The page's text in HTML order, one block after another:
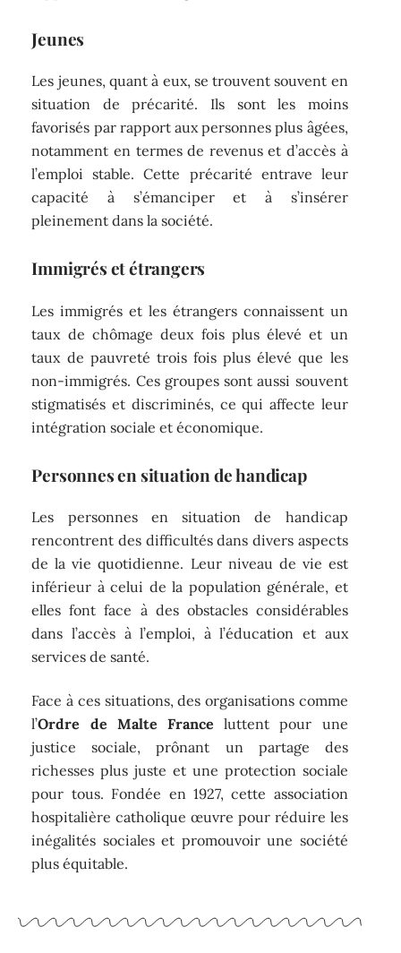
Jeunes
Les jeunes, quant à eux, se trouvent souvent en
situation de précarité. Ils sont les moins
favorisés par rapport aux personnes plus âgées,
notamment en termes de revenus et d’accès à
l’emploi stable. Cette précarité entrave leur
capacité à s’émanciper et à s’insérer
pleinement dans la société.
Immigrés et étrangers
Les immigrés et les étrangers connaissent un
taux de chômage deux fois plus élevé et un
taux de pauvreté trois fois plus élevé que les
non-immigrés. Ces groupes sont aussi souvent
stigmatisés et discriminés, ce qui affecte leur
intégration sociale et économique.
Personnes en situation de handicap
Les personnes en situation de handicap
rencontrent des difficultés dans divers aspects
de la vie quotidienne. Leur niveau de vie est
inférieur à celui de la population générale, et
elles font face à des obstacles considérables
dans l’accès à l’emploi, à l’éducation et aux
services de santé.
Face à ces situations, des organisations comme
l’Ordre de Malte France luttent pour une
justice sociale, prônant un partage des
richesses plus juste et une protection sociale
pour tous. Fondée en 1927, cette association
hospitalière catholique œuvre pour réduire les
inégalités sociales et promouvoir une société
plus équitable.